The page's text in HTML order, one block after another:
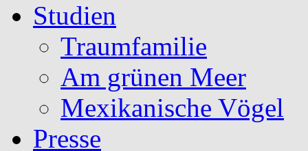
Studien
Traumfamilie
Am grünen Meer
Mexikanische Vögel
Presse